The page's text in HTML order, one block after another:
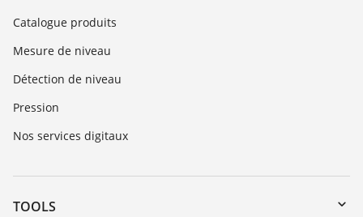
Catalogue produits
Mesure de niveau
Détection de niveau
Pression
Nos services digitaux
TOOLS